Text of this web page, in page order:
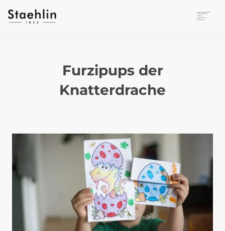
Furzipups der
Knatterdrache